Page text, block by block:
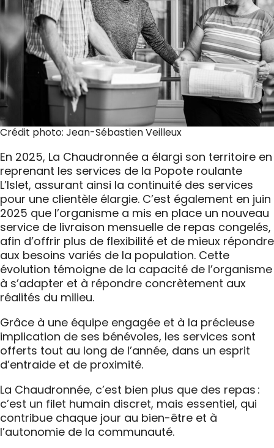
Crédit photo: Jean-Sébastien Veilleux
En 2025, La Chaudronnée a élargi son territoire en
reprenant les services de la Popote roulante
L’Islet, assurant ainsi la continuité des services
pour une clientèle élargie. C’est également en juin
2025 que l’organisme a mis en place un nouveau
service de livraison mensuelle de repas congelés,
afin d’offrir plus de flexibilité et de mieux répondre
aux besoins variés de la population. Cette
évolution témoigne de la capacité de l’organisme
à s’adapter et à répondre concrètement aux
réalités du milieu.
Grâce à une équipe engagée et à la précieuse
implication de ses bénévoles, les services sont
offerts tout au long de l’année, dans un esprit
d’entraide et de proximité.
La Chaudronnée, c’est bien plus que des repas :
c’est un filet humain discret, mais essentiel, qui
contribue chaque jour au bien-être et à
l’autonomie de la communauté.